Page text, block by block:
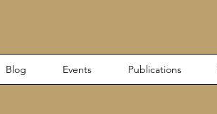
Blog Events Publications